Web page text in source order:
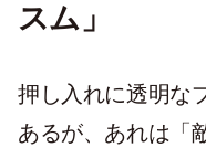
スム」
押し入れに透明な
あるが、あれは「